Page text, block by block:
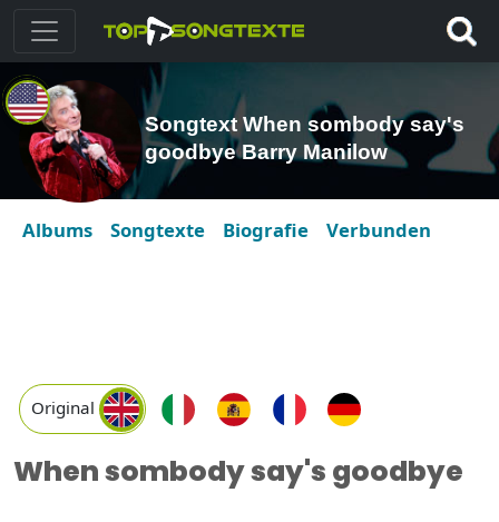
Songtext When sombody say's
goodbye Barry Manilow
Albums Songtexte Biografie Verbunden
Original
When sombody say's goodbye